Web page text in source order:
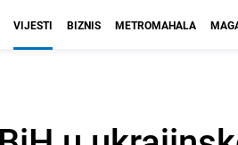
VIJESTI BIZNIS METROMAHALA